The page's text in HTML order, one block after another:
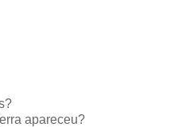
apareceu?